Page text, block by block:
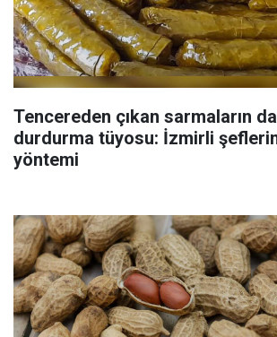
Tencereden çıkan sarmaların
durdurma tüyosu: İzmirli
yöntemi